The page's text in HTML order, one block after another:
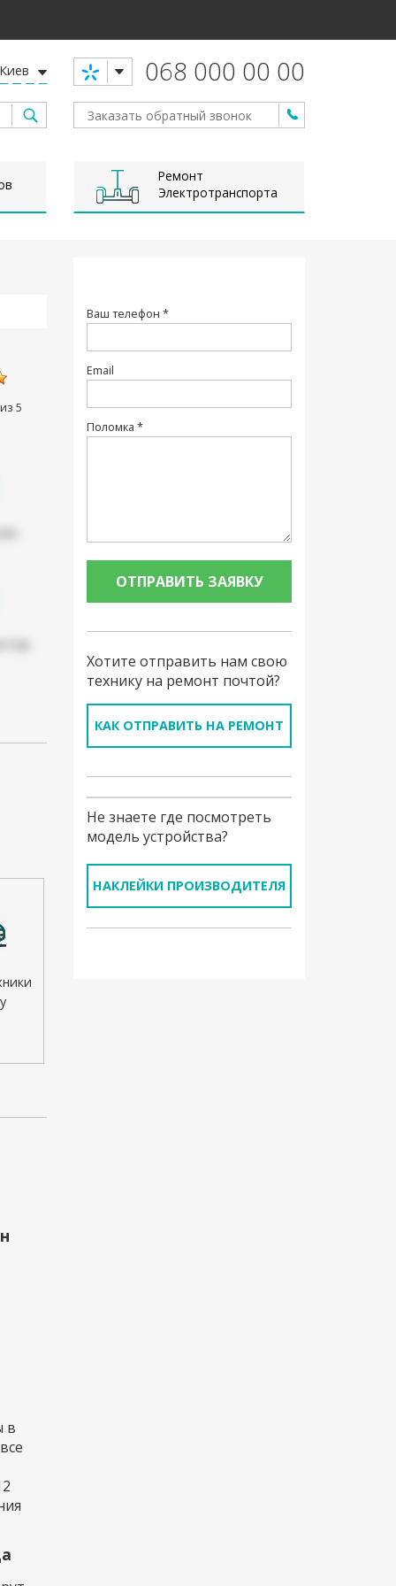
068 000 00 00
Киев
Ремонт
Электротранспорта
5
в
Ваш телефон *
Email
Поломка *
Хотите отправить нам свою
технику на ремонт почтой?
КАК ОТПРАВИТЬ НА РЕМОНТ
Не знаете где посмотреть
модель устройства?
НАКЛЕЙКИ ПРОИЗВОДИТЕЛЯ